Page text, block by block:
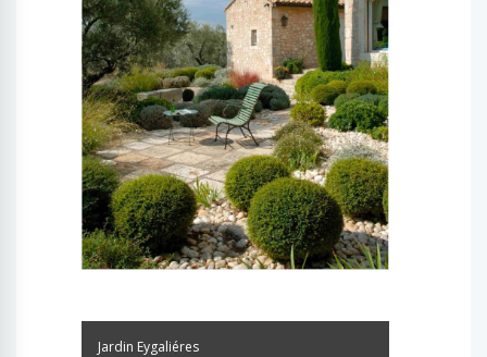
Jardin Eygaliéres